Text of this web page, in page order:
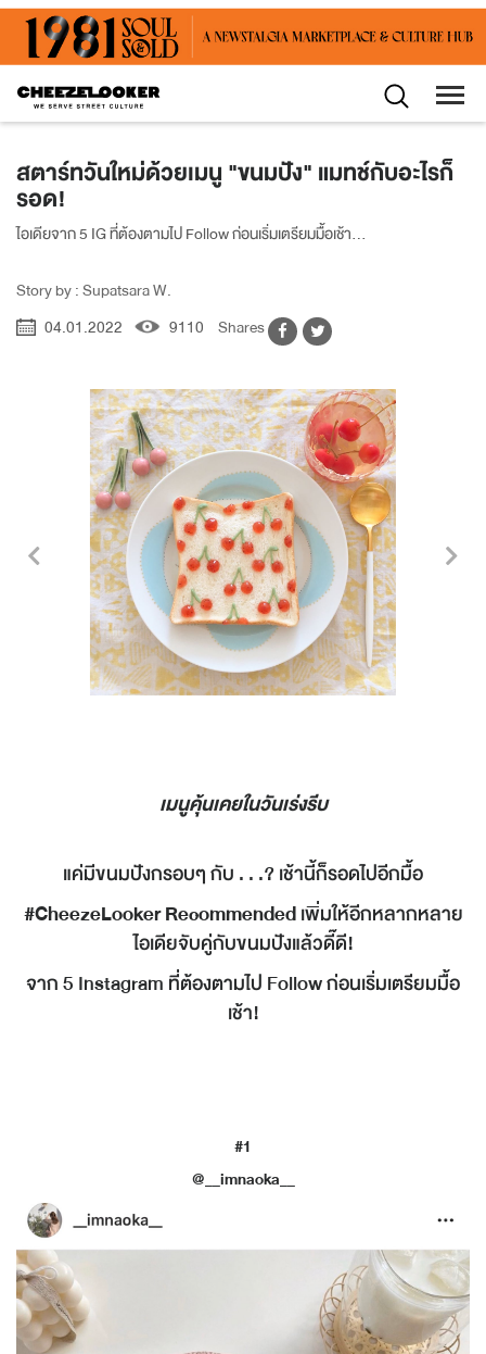
สตาร์ทวันใหม่ด้วยเมนู "ขนมปัง" แมทช์กับอะไรก็
รอด!
ไอเดียจาก 5 IG ที่ต้องตามไป Follow ก่อนเริ่มเตรียมมื้อเช้า...
Story by : Supatsara W.
04.01.2022
9110 Shares
เมนูคุ้นเคยในวันเร่งรีบ
แค่มีขนมปังกรอบๆ กับ . . .? เช้านี้ก็รอดไปอีกมื้อ
#CheezeLooker Recommendedเพิ่มให้อีกหลากหลาย
ไอเดียจับคู่กับขนมปังแล้วดี๊ดี!
จาก 5 Instagram ที่ต้องตามไป Follow ก่อนเริ่มเตรียมมื้อ
เช้า!
#1
@__imnaoka__